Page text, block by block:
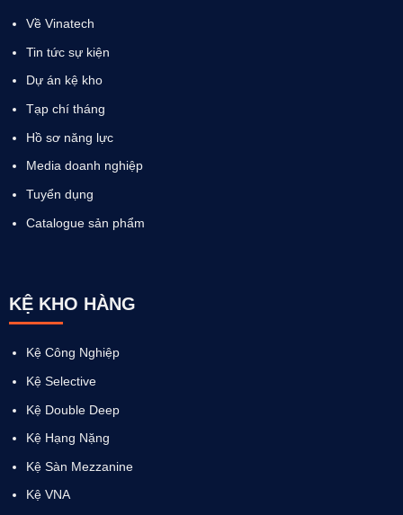
Về Vinatech
Tin tức sự kiện
Dự án kệ kho
Tạp chí tháng
Hồ sơ năng lực
Media doanh nghiệp
Tuyển dụng
Catalogue sản phẩm
KỆ KHO HÀNG
Kệ Công Nghiệp
Kệ Selective
Kệ Double Deep
Kệ Hạng Nặng
Kệ Sàn Mezzanine
Kệ VNA